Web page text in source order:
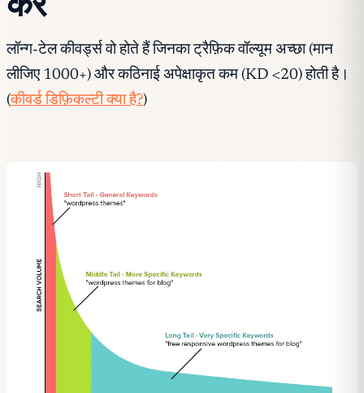
लॉन्ग-टेल कीवर्ड्स वो होते हैं जिनका ट्रैफ़िक वॉल्यूम अच्छा (मान
लीजिए 1000+) और कठिनाई अपेक्षाकृत कम (KD <20) होती है।
(कीवर्ड डिफ़िकल्टी क्या है?)